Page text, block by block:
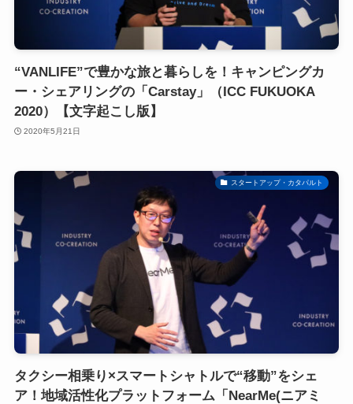
“VANLIFE”で豊かな旅と暮らしを！キャンピングカ
ー・シェアリングの「Carstay」（ICC FUKUOKA
2020）【文字起こし版】
2020年5月21日
スタートアップ・カタパルト
タクシー相乗り×スマートシャトルで“移動”をシェ
ア！地域活性化プラットフォーム「NearMe(ニアミ